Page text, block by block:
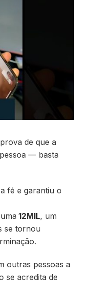
de que a
— basta
fé e garantiu o
12MIL, um
se tornou
outras pessoas a
se acredita de